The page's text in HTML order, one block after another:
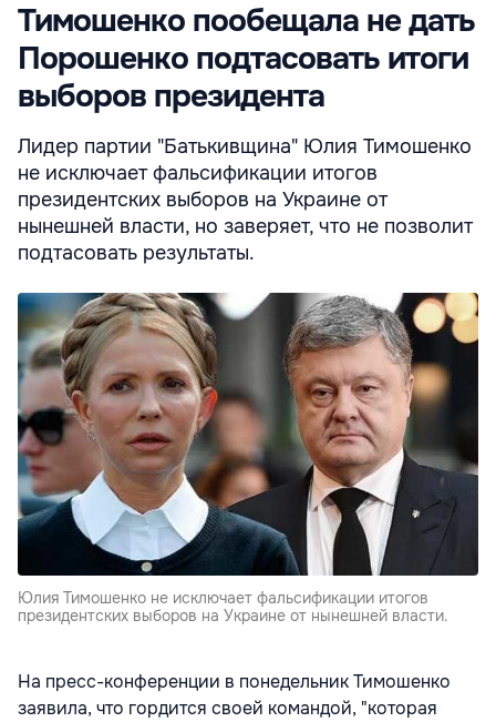
Тимошенко пообещала не дать
Порошенко подтасовать итоги
выборов президента
Лидер партии "Батькивщина" Юлия Тимошенко
не исключает фальсификации итогов
президентских выборов на Украине от
нынешней власти, но заверяет, что не позволит
подтасовать результаты.
Юлия Тимошенко не исключает фальсификации итогов
президентских выборов на Украине от нынешней власти.
На пресс-конференции в понедельник Тимошенко
заявила, что гордится своей командой, "которая